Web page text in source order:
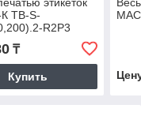
ТВ-S-
R2P3
₸
Купить